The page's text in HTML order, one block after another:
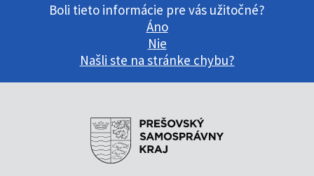
Boli tieto informácie pre vás užitočné?
Áno
Nie
Našli ste na stránke chybu?